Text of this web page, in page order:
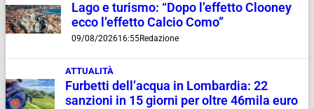
Lago e turismo: “Dopo l’effetto Clooney
ecco l’effetto Calcio Como”
09/08/202616:55Redazione
ATTUALITÀ
Furbetti dell’acqua in Lombardia: 22
sanzioni in 15 giorni per oltre 46mila euro